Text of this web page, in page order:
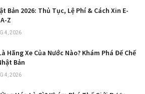
Bản 2026: Thủ Tục, Lệ Phí & Cách Xin E-
Z
4, 2026
Hãng Xe Của Nước Nào? Khám Phá Đế Chế
Bản
4, 2026